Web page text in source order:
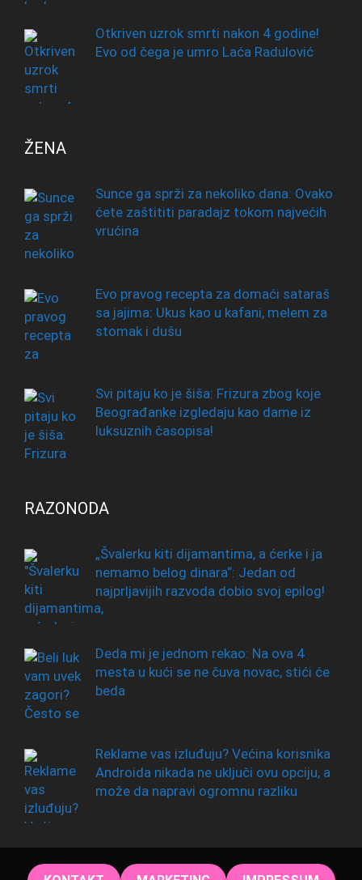
Otkriven uzrok smrti nakon 4 godine!
Evo od čega je umro Laća Radulović
ŽENA
Sunce ga sprži za nekoliko dana: Ovako
ćete zaštititi paradajz tokom najvećih
vrućina
Evo pravog recepta za domaći sataraš
sa jajima: Ukus kao u kafani, melem za
stomak i dušu
Svi pitaju ko je šiša: Frizura zbog koje
Beograđanke izgledaju kao dame iz
luksuznih časopisa!
RAZONODA
„Švalerku kiti dijamantima, a ćerke i ja
nemamo belog dinara“: Jedan od
najprljavijih razvoda dobio svoj epilog!
Deda mi je jednom rekao: Na ova 4
mesta u kući se ne čuva novac, stići će
beda
Reklame vas izluđuju? Većina korisnika
Androida nikada ne uključi ovu opciju, a
može da napravi ogromnu razliku